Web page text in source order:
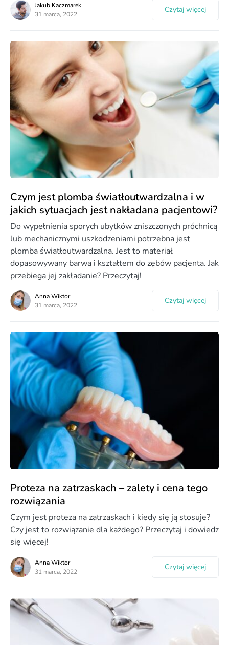
Jakub Kaczmarek
31 marca, 2022
Czytaj więcej
Czym jest plomba światłoutwardzalna i w
jakich sytuacjach jest nakładana pacjentowi?
Do wypełnienia sporych ubytków zniszczonych próchnicą
lub mechanicznymi uszkodzeniami potrzebna jest
plomba światłoutwardzalna. Jest to materiał
dopasowywany barwą i kształtem do zębów pacjenta. Jak
przebiega jej zakładanie? Przeczytaj!
Anna Wiktor
31 marca, 2022
Czytaj więcej
Proteza na zatrzaskach – zalety i cena tego
rozwiązania
Czym jest proteza na zatrzaskach i kiedy się ją stosuje?
Czy jest to rozwiązanie dla każdego? Przeczytaj i dowiedz
się więcej!
Anna Wiktor
31 marca, 2022
Czytaj więcej